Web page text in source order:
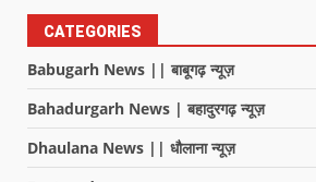
CATEGORIES
Babugarh News || बाबूगढ़ न्यूज़
Bahadurgarh News | बहादुरगढ़ न्यूज़
Dhaulana News || धौलाना न्यूज़